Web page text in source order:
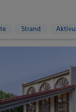
Strand